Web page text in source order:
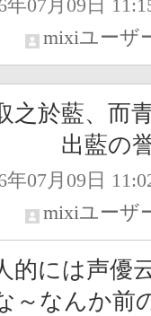
年07月09日
mixiユーザ
之於藍、而
出藍の誉
年07月09日
mixiユーザ
的には声優
～なんか前